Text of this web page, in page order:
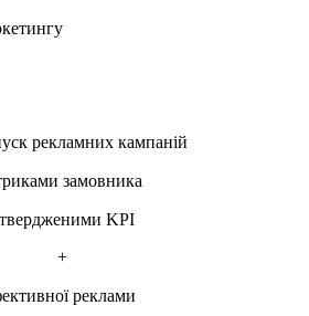
рекламних кампаній
замовника
KPI
+
реклами